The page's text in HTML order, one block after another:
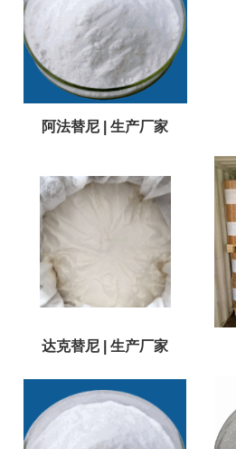
阿法替尼 | 生产厂家
达克替尼 | 生产厂家